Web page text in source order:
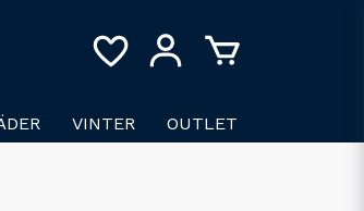
VINTER OUTLET